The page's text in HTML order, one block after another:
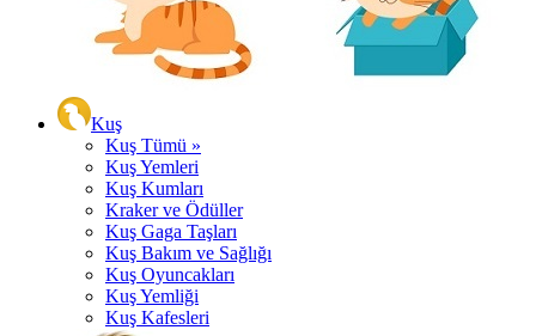
Kuş
Kuş Tümü »
Kuş Yemleri
Kuş Kumları
Kraker ve Ödüller
Kuş Gaga Taşları
Kuş Bakım ve Sağlığı
Kuş Oyuncakları
Kuş Yemliği
Kuş Kafesleri